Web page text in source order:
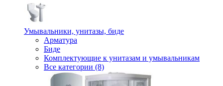
Умывальники, унитазы, биде
Арматура
Биде
Комплектующие к унитазам и умывальникам
Все категории (8)